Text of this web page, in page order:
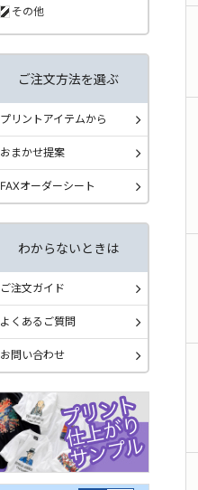
その他
ご注文方法を選ぶ
プリントアイテムから
おまかせ提案
FAXオーダーシート
わからないときは
ご注文ガイド
よくあるご質問
お問い合わせ